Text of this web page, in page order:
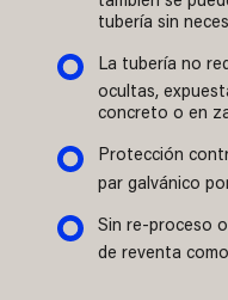
tubería sin
La tubería no
ocultas,
concreto o en
Protección
par galvánico
Sin re-proceso
de reventa